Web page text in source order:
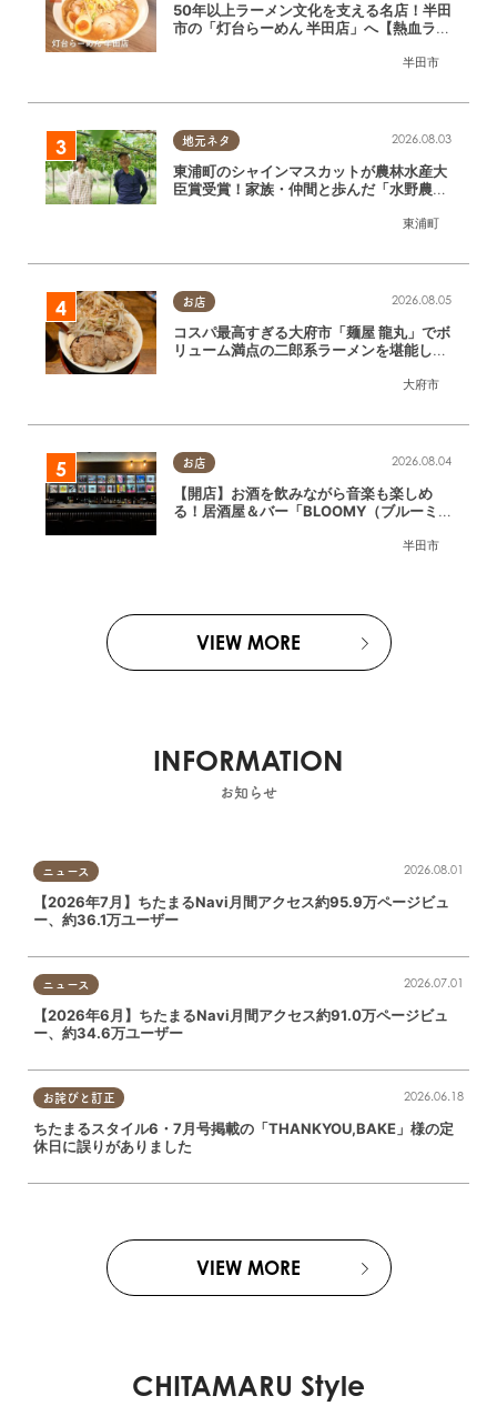
半田市
50年以上ラーメン文化を支える名店！半田
市の「灯台らーめん 半田店」へ【熱血ラー
地元ネタ
東浦町
2026.08.03
東浦町のシャインマスカットが農林水産大
臣賞受賞！家族・仲間と歩んだ「水野農
お店
大府市
2026.08.05
コスパ最高すぎる大府市「麺屋 龍丸」でボ
リューム満点の二郎系ラーメンを堪能して
お店
半田市
2026.08.04
【開店】お酒を飲みながら音楽も楽しめ
る！居酒屋＆バー「BLOOMY（ブルーミ
VIEW MORE
INFORMATION
お知らせ
ニュース 2026.08.01
【2026年7月】ちたまるNavi月間アクセス約95.9万ページビュ
ー、約36.1万ユーザー
ニュース 2026.07.01
【2026年6月】ちたまるNavi月間アクセス約91.0万ページビュ
ー、約34.6万ユーザー
お詫びと訂正 2026.06.18
ちたまるスタイル6・7月号掲載の「THANKYOU,BAKE」様の定
休日に誤りがありました
VIEW MORE
CHITAMARU Style